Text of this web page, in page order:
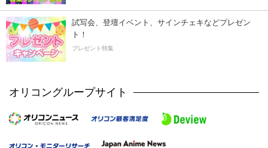
試写会、登壇イベント、サインチェキなどプレゼン
ト！
プレゼント特集
オリコングループサイト